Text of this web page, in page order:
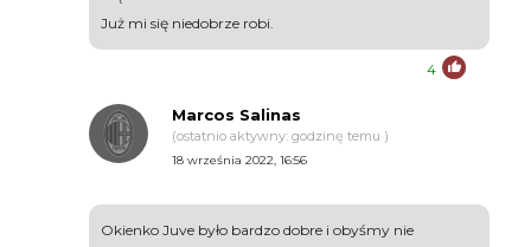
Już mi się niedobrze robi.
4
Marcos Salinas
(ostatnio aktywny: godzinę temu )
18 września 2022, 16:56
Okienko Juve było bardzo dobre i obyśmy nie